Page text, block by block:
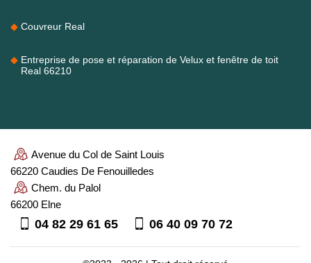
Couvreur Real
Entreprise de pose et réparation de Velux et fenêtre de toit
Real 66210
Avenue du Col de Saint Louis
66220 Caudies De Fenouilledes
Chem. du Palol
66200 Elne
04 82 29 61 65 06 40 09 70 72